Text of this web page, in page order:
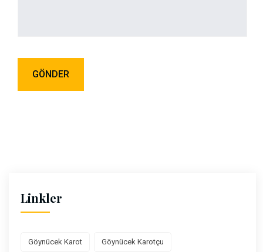
Linkler
Göynücek Karot Göynücek Karotçu